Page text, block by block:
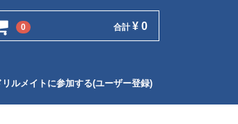
0 合計¥ 0
リルメイトに参加する(ユーザー登録)